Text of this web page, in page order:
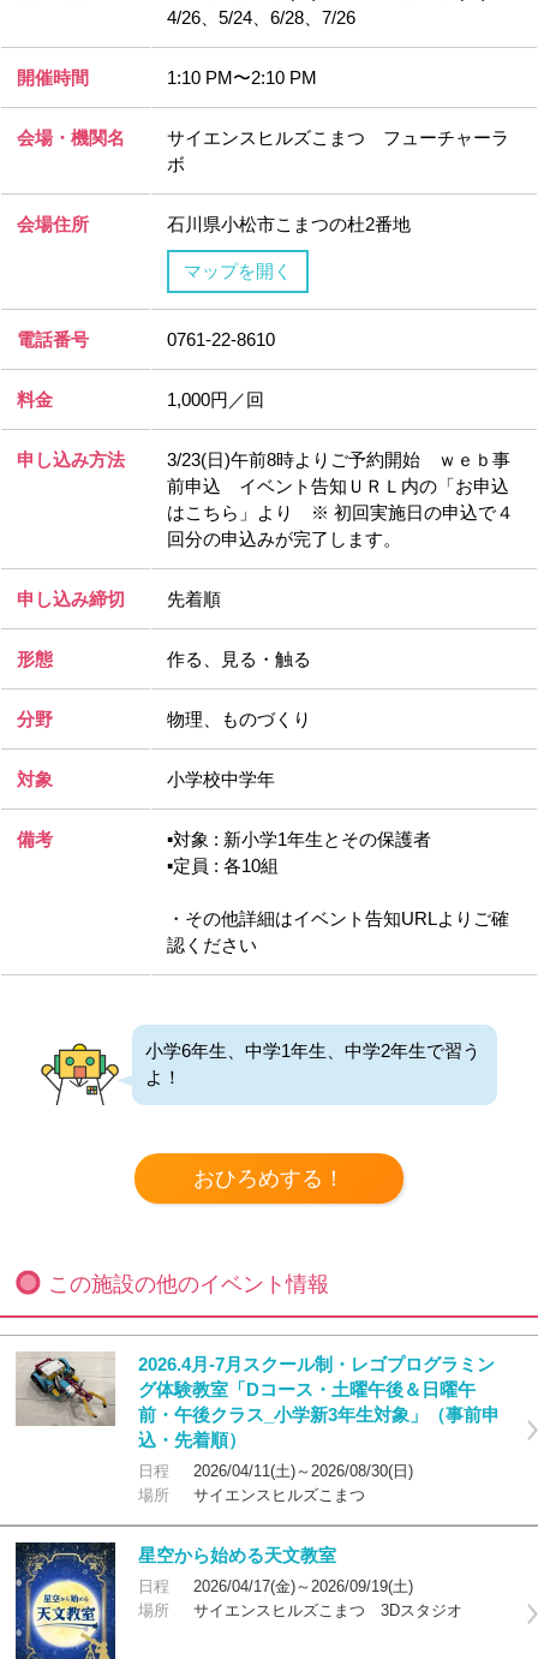
4/26、5/24、6/28、7/26
開催時間 1:10 PM〜2:10 PM
会場・機関名
サイエンスヒルズこまつ フューチャーラ
ボ
会場住所 石川県小松市こまつの杜2番地
マップを開く
電話番号 0761-22-8610
料金 1,000円／回
申し込み方法
3/23(日)午前8時よりご予約開始 ｗｅｂ事
前申込 イベント告知ＵＲＬ内の「お申込
はこちら」より ※ 初回実施日の申込で４
回分の申込みが完了します。
申し込み締切 先着順
形態 作る、見る・触る
分野 物理、ものづくり
対象 小学校中学年
備考
▪️対象 : 新小学1年生とその保護者
▪️定員 : 各10組
・その他詳細はイベント告知URLよりご確
認ください
小学6年生、中学1年生、中学2年生で習う
よ！
この施設の他のイベント情報
2026.4月-7月スクール制・レゴプログラミン
グ体験教室「Dコース・土曜午後＆日曜午
前・午後クラス_小学新3年生対象」（事前申
込・先着順）
日程
2026/04/11(土)～2026/08/30(日)
場所
サイエンスヒルズこまつ
星空から始める天文教室
日程
2026/04/17(金)～2026/09/19(土)
場所
サイエンスヒルズこまつ 3Dスタジオ